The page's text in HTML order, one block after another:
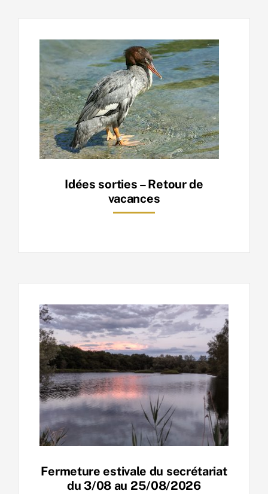
Idées sorties – Retour de
vacances
Fermeture estivale du secrétariat
du 3/08 au 25/08/2026